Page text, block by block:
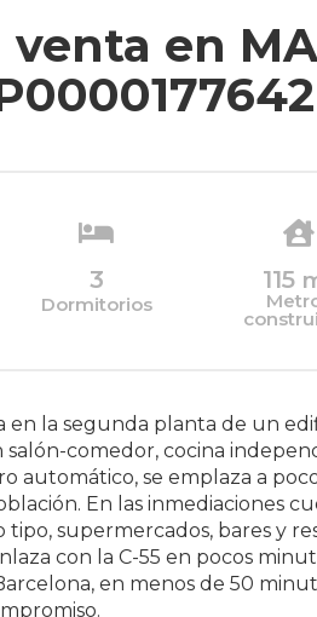
en
3
Dormitorios
115
en la segunda planta de un
salón-comedor, cocina
automático, se emplaza a
En las inmediaciones
supermercados, bares y
con la C-55 en pocos
en menos de 50